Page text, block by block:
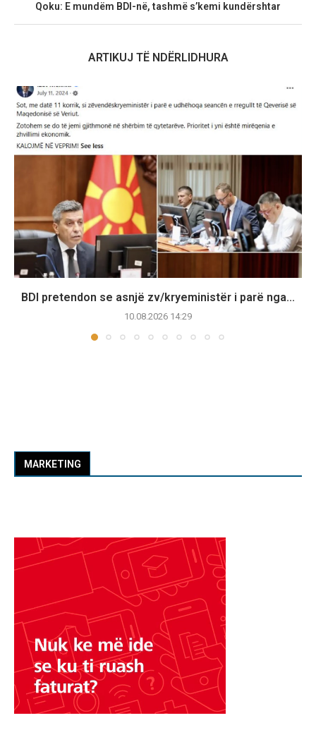
Qoku: E mundëm BDI-në, tashmë s’kemi kundërshtar
ARTIKUJ TË NDËRLIDHURA
BDI pretendon se asnjë zv/kryeministër i parë nga...
10.08.2026 14:29
MARKETING